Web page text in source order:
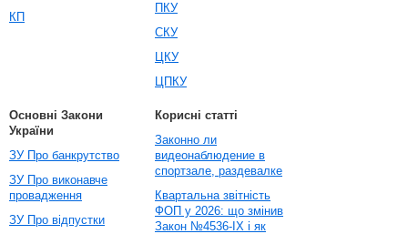
КП
ПКУ
СКУ
ЦКУ
ЦПКУ
Основні Закони
України
ЗУ Про банкрутство
ЗУ Про виконавче
провадження
ЗУ Про відпустки
Корисні статті
Законно ли
видеонаблюдение в
спортзале, раздевалке
Квартальна звітність
ФОП у 2026: що змінив
Закон №4536-IX і як